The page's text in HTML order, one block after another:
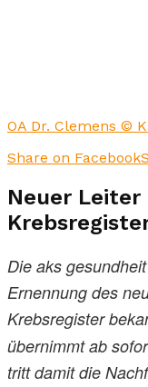
OA Dr. Clemens ©
Share on Facebook
Neuer
Die aks
Ernennung des
Krebsregister
übernimmt ab
tritt damit die